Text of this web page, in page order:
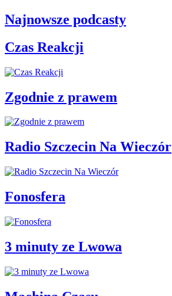
Najnowsze podcasty
Czas Reakcji
Zgodnie z prawem
Radio Szczecin Na Wieczór
Fonosfera
3 minuty ze Lwowa